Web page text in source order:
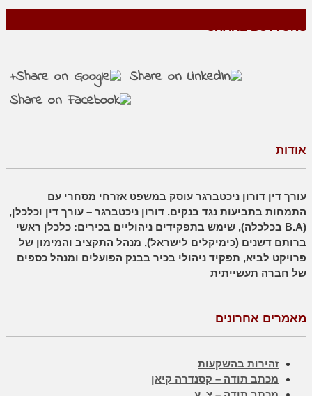
SHARE BUTTONS
אודות
עורך דין דורון ניכטברגר עוסק במשפט אזרחי מסחרי עם
התמחות בתביעות נגד בנקים. דורון ניכטברגר – עורך דין וכלכלן,
(B.A בכלכלה), שימש בתפקידים ניהוליים בכירים: כלכלן ראשי
ברותם דשנים (כימיקלים לישראל), מנהל התקציב והמימון של
פרויקט לביא, תפקיד ניהולי בכיר בבנק הפועלים ומנהל כספים
של חברה תעשייתית
מאמרים אחרונים
זהירות בהשקעות
מכתב תודה – קסנדרה קיאן